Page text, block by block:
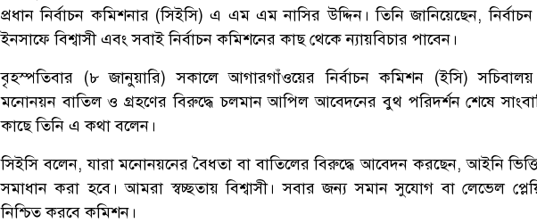
প্রধান নির্বাচন কমিশনার (সিইসি) এ এম এম নাসির উদ্দিন। তিনি জানিয়েছেন,
ইনসাফে বিশ্বাসী এবং সবাই নির্বাচন কমিশনের কাছ থেকে ন্যায়বিচার পাবেন।
বৃহস্পতিবার (৮ জানুয়ারি) সকালে আগারগাঁওয়ের নির্বাচন কমিশন (ইসি) সচিবালয়
মনোনয়ন বাতিল ও গ্রহণের বিরুদ্ধে চলমান আপিল আবেদনের বুথ পরিদর্শন শেষে
কাছে তিনি এ কথা বলেন।
সিইসি বলেন, যারা মনোনয়নের বৈধতা বা বাতিলের বিরুদ্ধে আবেদন করছেন, আইনি
সমাধান করা হবে। আমরা স্বচ্ছতায় বিশ্বাসী। সবার জন্য সমান সুযোগ বা লেভেল
নিশ্চিত করবে কমিশন।